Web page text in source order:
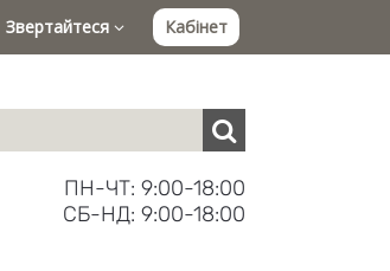
Звертайтеся Кабінет
ПН-ЧТ: 9:00-18:00
СБ-НД: 9:00-18:00